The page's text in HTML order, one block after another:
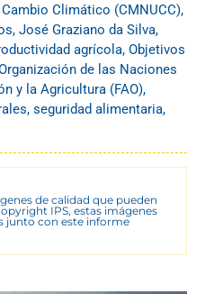
Climático (CMNUCC),
, José Graziano da Silva,
agrícola, Objetivos
de las Naciones
y la Agricultura (FAO),
, seguridad alimentaria,
de calidad que pueden
IPS, estas imágenes
junto con este informe